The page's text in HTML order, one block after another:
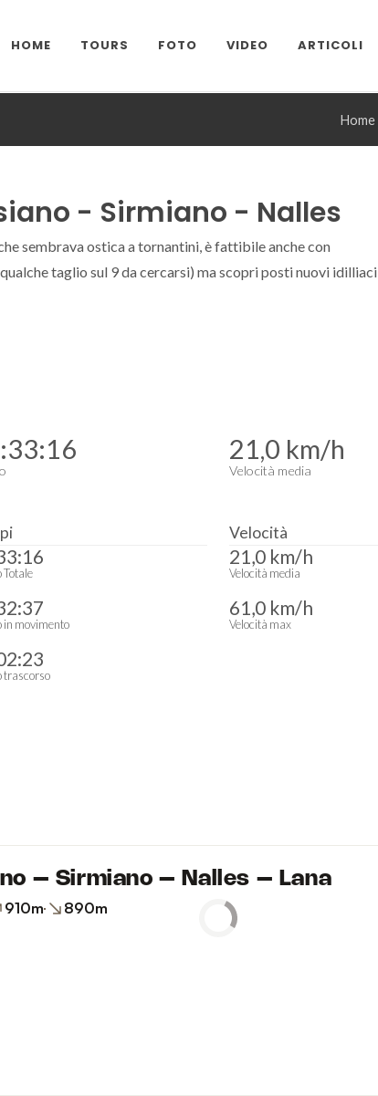
HOME TOURS FOTO VIDEO ARTICOLI
Home
- Sirmiano - Nalles
sembrava ostica a tornantini, è fattibile anche con
taglio sul 9 da cercarsi) ma scopri posti nuovi idilliaci
21,0 km/h
Velocità media
Totale
in movimento
trascorso
Velocità
21,0 km/h
Velocità media
61,0 km/h
Velocità max